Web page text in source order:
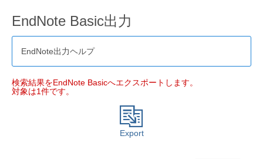
EndNote Basic出力
EndNote出力ヘルプ
検索結果をEndNote Basicへエクスポートします。
対象は1件です。
Export